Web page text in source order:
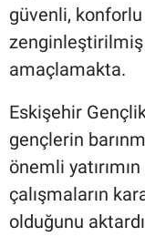
güvenli, konforlu
zenginleştirilmiş
amaçlamakta.
Eskişehir
gençlerin
önemli
çalışmaların
olduğunu